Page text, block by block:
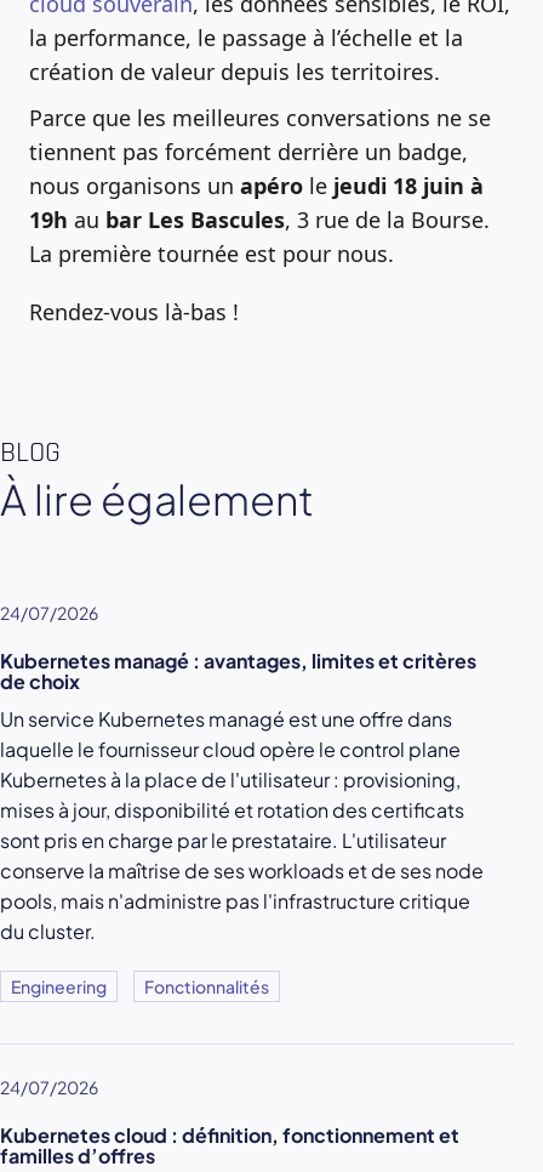
la performance, le passage à l’échelle et la
création de valeur depuis les territoires.
Parce que les meilleures conversations ne se
tiennent pas forcément derrière un badge,
nous organisons un apéro le jeudi 18 juin à
19h au bar Les Bascules, 3 rue de la Bourse.
La première tournée est pour nous.
Rendez-vous là-bas !
BLOG
À lire également
24/07/2026
Kubernetes managé : avantages, limites et critères
de choix
Un service Kubernetes managé est une offre dans
laquelle le fournisseur cloud opère le control plane
Kubernetes à la place de l'utilisateur : provisioning,
mises à jour, disponibilité et rotation des certificats
sont pris en charge par le prestataire. L'utilisateur
conserve la maîtrise de ses workloads et de ses node
pools, mais n'administre pas l'infrastructure critique
du cluster.
Engineering Fonctionnalités
24/07/2026
Kubernetes cloud : définition, fonctionnement et
familles d’offres